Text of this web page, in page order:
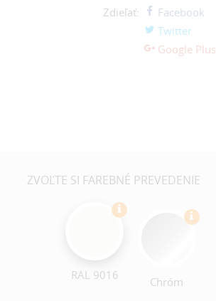
Zdieľať:
Facebook
Twitter
Google Plus
ZVOĽTE SI FAREBNÉ PREVEDENIE
RAL 9016 Chróm